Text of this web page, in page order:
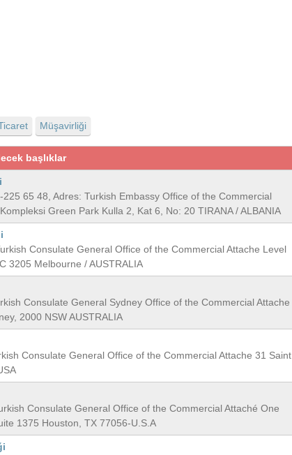
Müşavirliği
başlıklar
65 48, Adres: Turkish Embassy Office of the Commercial
Green Park Kulla 2, Kat 6, No: 20 TIRANA / ALBANIA
Consulate General Office of the Commercial Attache Level
3205 Melbourne / AUSTRALIA
Consulate General Sydney Office of the Commercial Attache
2000 NSW AUSTRALIA
Consulate General Office of the Commercial Attache 31 Saint
Consulate General Office of the Commercial Attaché One
1375 Houston, TX 77056-U.S.A